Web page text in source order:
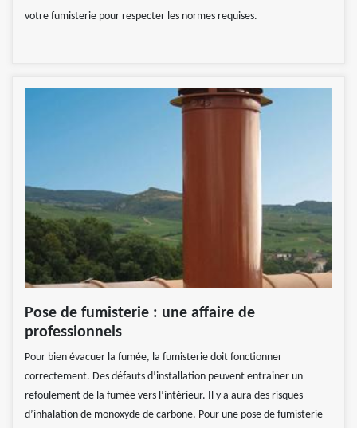
votre fumisterie pour respecter les normes requises.
Pose de fumisterie : une affaire de
professionnels
Pour bien évacuer la fumée, la fumisterie doit fonctionner
correctement. Des défauts d’installation peuvent entrainer un
refoulement de la fumée vers l’intérieur. Il y a aura des risques
d’inhalation de monoxyde de carbone. Pour une pose de fumisterie